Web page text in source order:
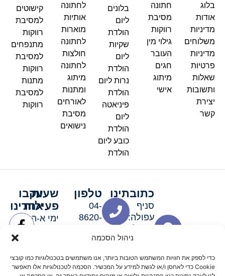
ניהול הסכמה
כדי לספק את חוויות המשתמש הטובות ביותר, אנו משתמשים בטכנולוגיות כמו קובצי
Cookie כדי לאחסן ו/או לגשת למידע על המכשיר. הסכמה לטכנולוגיות אלו תאפשר
בלוג
אודות
מדיניות
משלוחים
מדיניות
פרטיות
שאלות
ותשובות
יצירת
קשר
חתונה
מסיבת
רווקות
גילוי מין
העובר
חגים
מיתוג
אישי
בלונים
ליום
הולדת
שקיות
ליום
הולדת
נרות ליום
הולדת
פיניאטה
ליום
הולדת
כובע ליום
הולדת
לחתונה
אותיות
מוארות
לחתונה
חולצות
לחתונה
מיתוג
ומתנות
לאורחים
מסיבת
נישואים
קישוטים
למסיבת
רווקות
מתנפחים
למסיבת
רווקות
מתנות
למסיבת
רווקות
כתובתינו
סניף
עפולה:
סניף מגדל
האלה 19
טלפון
04-
8620-
שעות
פעילות
ימי א-ה:
ימי שישי
וערבי חג:
עקבו
אחרינו